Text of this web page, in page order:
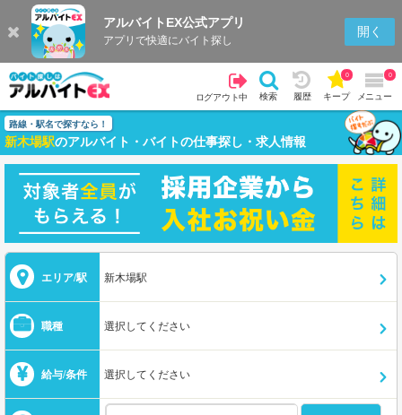
アルバイトEX公式アプリ
アプリで快適にバイト探し
開く
ログアウト中 検索 履歴 キープ
0
メニュー
0
路線・駅名で探すなら！
新木場駅のアルバイト・バイトの仕事探し・求人情報
エリア/駅 新木場駅
職種 選択してください
給与/条件 選択してください